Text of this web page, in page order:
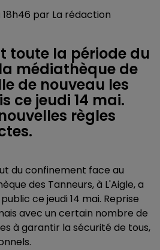
18h46 par La rédaction
toute la période du
médiathèque de
de nouveau les
ce jeudi 14 mai.
règles
du confinement face au
des Tanneurs, à L'Aigle, a
ce jeudi 14 mai. Reprise
avec un certain nombre de
à garantir la sécurité de tous,